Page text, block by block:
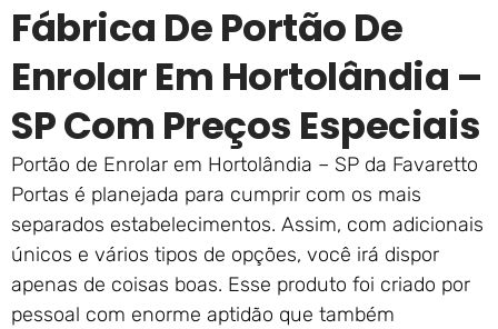
Fábrica De Portão De
Enrolar Em Hortolândia –
SP Com Preços Especiais
Portão de Enrolar em Hortolândia – SP da Favaretto
Portas é planejada para cumprir com os mais
separados estabelecimentos. Assim, com adicionais
únicos e vários tipos de opções, você irá dispor
apenas de coisas boas. Esse produto foi criado por
pessoal com enorme aptidão que também